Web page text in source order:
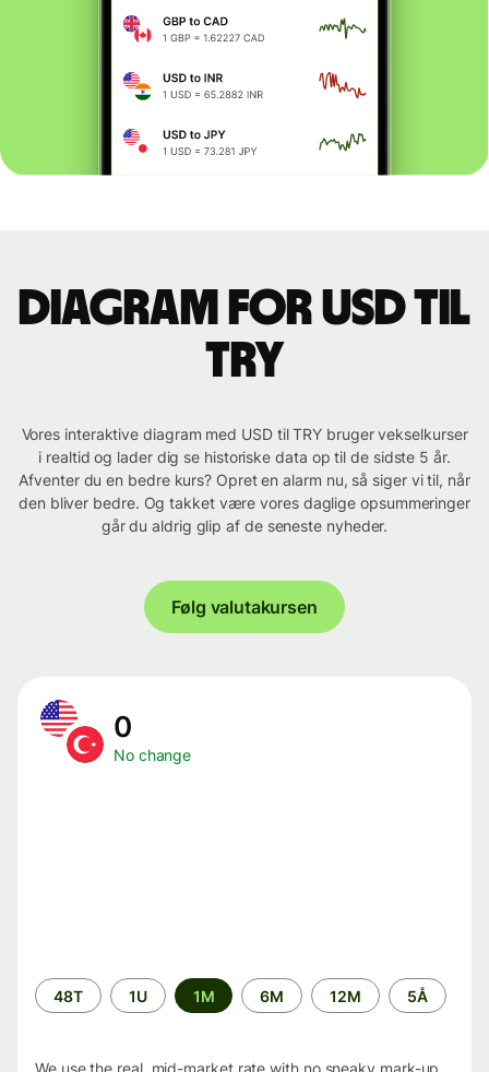
Diagram for USD til
TRY
Vores interaktive diagram med USD til TRY bruger vekselkurser
i realtid og lader dig se historiske data op til de sidste 5 år.
Afventer du en bedre kurs? Opret en alarm nu, så siger vi til, når
den bliver bedre. Og takket være vores daglige opsummeringer
går du aldrig glip af de seneste nyheder.
Følg valutakursen
0
No change
Time
period
48T 1U 1M 6M 12M 5Å